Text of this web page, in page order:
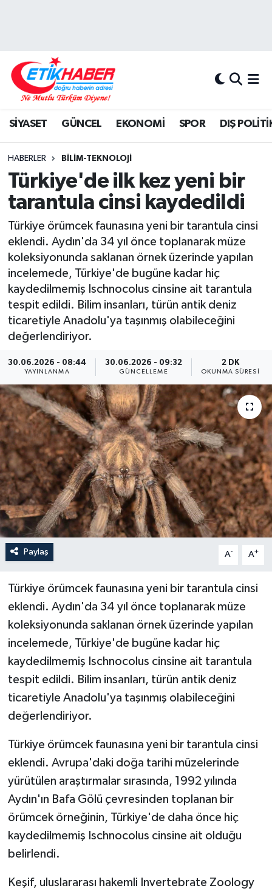
SİYASET GÜNCEL EKONOMİ SPOR DIŞ
HABERLER BİLİM-TEKNOLOJİ
Türkiye'de ilk kez yeni bir
tarantula cinsi kaydedildi
Türkiye örümcek faunasına yeni bir tarantula cinsi
eklendi. Aydın'da 34 yıl önce toplanarak müze
koleksiyonunda saklanan örnek üzerinde yapılan
incelemede, Türkiye'de bugüne kadar hiç
kaydedilmemiş Ischnocolus cinsine ait tarantula
tespit edildi. Bilim insanları, türün antik deniz
ticaretiyle Anadolu'ya taşınmış olabileceğini
değerlendiriyor.
30.06.2026 - 08:44
YAYINLANMA
30.06.2026 - 09:32
GÜNCELLEME
2 DK
OKUNMA SÜRESI
Paylaş A- A+
Türkiye örümcek faunasına yeni bir tarantula cinsi
eklendi. Aydın'da 34 yıl önce toplanarak müze
koleksiyonunda saklanan örnek üzerinde yapılan
incelemede, Türkiye'de bugüne kadar hiç
kaydedilmemiş Ischnocolus cinsine ait tarantula
tespit edildi. Bilim insanları, türün antik deniz
ticaretiyle Anadolu'ya taşınmış olabileceğini
değerlendiriyor.
Türkiye örümcek faunasına yeni bir tarantula cinsi
eklendi. Avrupa'daki doğa tarihi müzelerinde
yürütülen araştırmalar sırasında, 1992 yılında
Aydın'ın Bafa Gölü çevresinden toplanan bir
örümcek örneğinin, Türkiye'de daha önce hiç
kaydedilmemiş Ischnocolus cinsine ait olduğu
belirlendi.
Keşif, uluslararası hakemli Invertebrate Zoology
DIŞ POLİTİKA
EKONOMİ
KÖŞE YAZILARI
KÜLTÜR-SANAT-MAGAZİN
MEDYA
ÖZEL HABER
RÖPORTAJLAR
SİYASET
GÜNCEL
SPOR
YAŞAM
Yerel
Hava Durumu
Süper Lig Puan Durumu ve Fikstür
Tüm Manşetler
Son Dakika Haberleri
Haber Arşivi